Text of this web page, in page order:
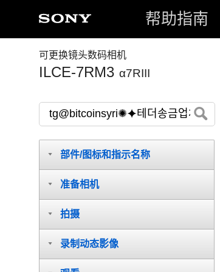
帮助指南
可更换镜头数码相机
ILCE-7RM3 α7RIII
部件/图标和指示名称
准备相机
拍摄
录制动态影像